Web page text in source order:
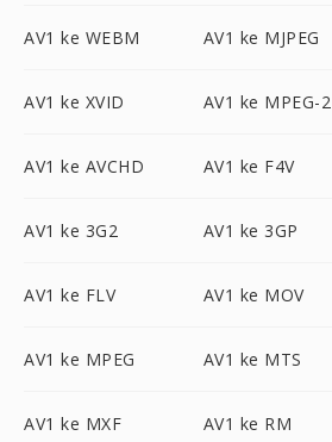
AV1 ke WEBM AV1 ke MJPEG
AV1 ke XVID AV1 ke MPEG-2
AV1 ke AVCHD AV1 ke F4V
AV1 ke 3G2 AV1 ke 3GP
AV1 ke FLV AV1 ke MOV
AV1 ke MPEG AV1 ke MTS
AV1 ke MXF AV1 ke RM